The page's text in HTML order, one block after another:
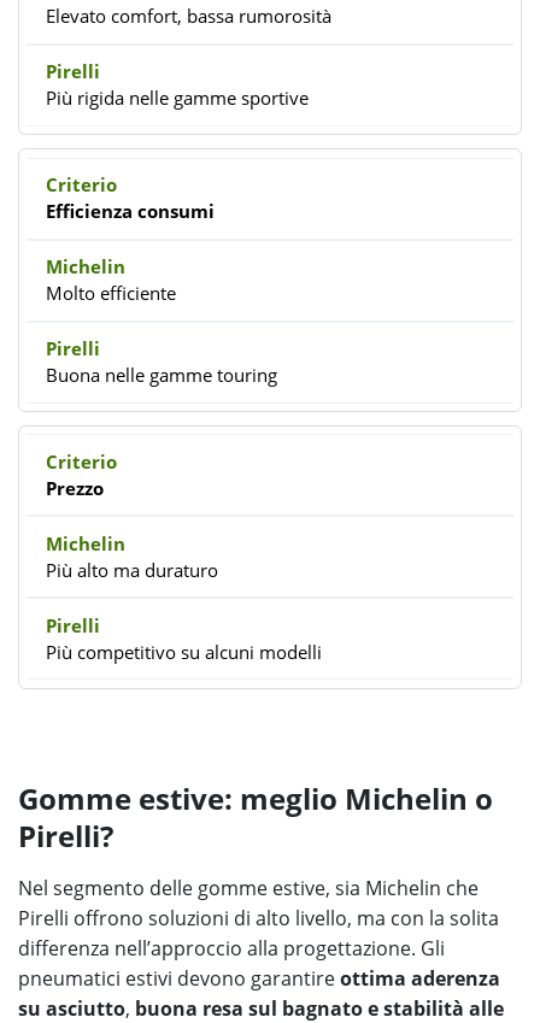
Elevato comfort, bassa rumorosità
Più rigida nelle gamme sportive
Efficienza consumi
Molto efficiente
Buona nelle gamme touring
Prezzo
Più alto ma duraturo
Più competitivo su alcuni modelli
Gomme estive: meglio Michelin o
Pirelli?
Nel segmento delle gomme estive, sia Michelin che
Pirelli offrono soluzioni di alto livello, ma con la solita
differenza nell’approccio alla progettazione. Gli
pneumatici estivi devono garantireottima aderenza
su asciutto, buona resa sul bagnato e stabilità alle